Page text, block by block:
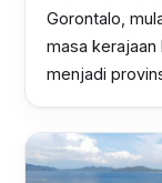
Gorontalo,
masa kerajaan
menjadi